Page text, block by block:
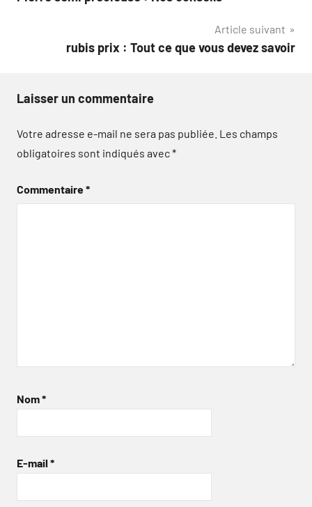
de
Article suivant
rubis prix : Tout ce que vous devez savoir
Laisser un commentaire
Votre adresse e-mail ne sera pas publiée. Les champs
obligatoires sont indiqués avec*
Commentaire*
Nom*
E-mail *